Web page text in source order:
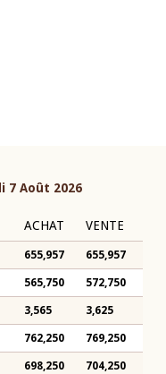
7 Août 2026
ACHAT VENTE
655,957 655,957
565,750 572,750
3,565 3,625
762,250 769,250
698,250 704,250